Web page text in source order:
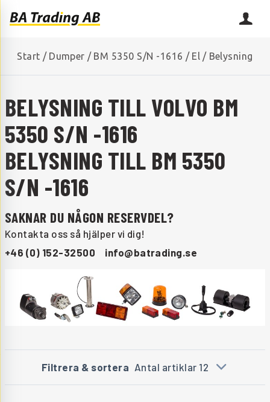
Start / Dumper / BM 5350 S/N -1616 / El / Belysning
BELYSNING TILL VOLVO BM
5350 S/N -1616
BELYSNING TILL BM 5350
S/N -1616
SAKNAR DU NÅGON RESERVDEL?
Kontakta oss så hjälper vi dig!
+46 (0) 152-32500
info@batrading.se
Filtrera & sortera Antal artiklar 12